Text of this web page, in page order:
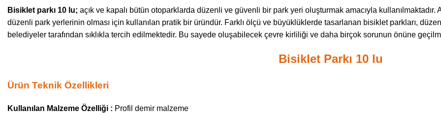
Bisiklet parkı 10 lu; açık ve kapalı bütün otoparklarda düzenli ve güvenli bir park yeri oluşturmak amacıyla
düzenli park yerlerinin olması için kullanılan pratik bir üründür. Farklı ölçü ve büyüklüklerde tasarlanan bisiklet parkları,
belediyeler tarafından sıklıkla tercih edilmektedir. Bu sayede oluşabilecek çevre kirliliği ve daha birçok sorunun önüne
Bisiklet Parkı 10 lu
Ürün Teknik Özellikleri
Kullanılan Malzeme Özelliği : Profil demir malzeme